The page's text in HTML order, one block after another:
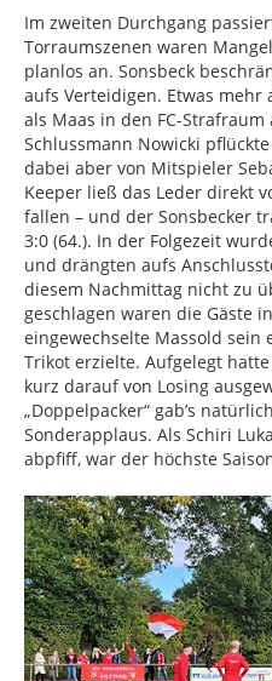
Im zweiten Durchgang
Torraumszenen waren
planlos an. Sonsbeck
aufs Verteidigen. Etwas mehr
als Maas in den FC-
Schlussmann Nowicki
dabei aber von Mitspieler
Keeper ließ das Leder direkt
fallen – und der Sonsbecker
3:0 (64.). In der Folgezeit
und drängten aufs
diesem Nachmittag nicht zu
geschlagen waren die Gäste
eingewechselte Massold sein
Trikot erzielte. Aufgelegt
kurz darauf von Losing
„Doppelpacker“ gab’s
Sonderapplaus. Als Schiri
abpfiff, war der höchste